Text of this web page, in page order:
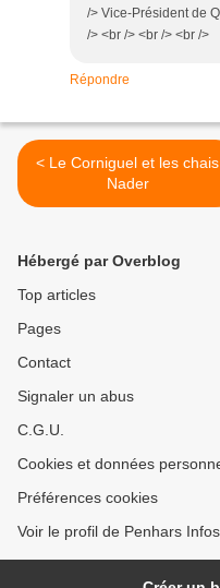
/> Vice-Président de
/> <br /> <br /> <br />
Répondre
< Le Corniguel et les chais
Nader
Hébergé par Overblog
Top articles
Pages
Contact
Signaler un abus
C.G.U.
Cookies et données
Préférences cookies
Voir le profil de Penhars